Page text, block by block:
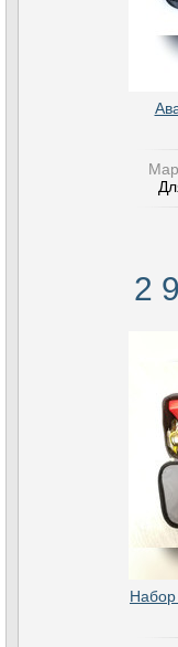
2
Набор